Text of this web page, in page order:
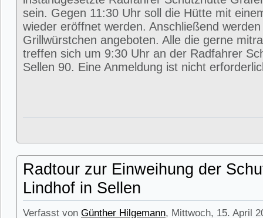
sein. Gegen 11:30 Uhr soll die Hütte mit
wieder eröffnet werden. Anschließend
Grillwürstchen angeboten. Alle die gerne
treffen sich um 9:30 Uhr an der Radfahrer
Sellen 90. Eine Anmeldung ist nicht
Radtour zur Einweihung der
Lindhof in Sellen
Verfasst von Günther Hilgemann, Mittwoch, 15. April